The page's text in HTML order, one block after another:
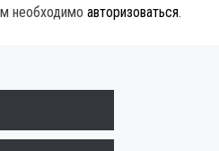
необходимо авторизоваться.